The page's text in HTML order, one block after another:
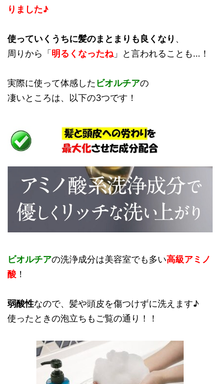
りました♪
使っていくうちに髪のまとまりも良くなり 、
周りから「 明るくなったね」と言われることも…！
実際に使って体感した ビオルチアの
凄いところは、以下の3つです！
ビオルチアの洗浄成分は美容室でも多い高級アミノ
酸 ！
弱酸性なので、髪や頭皮を傷つけずに洗えます♪
使ったときの泡立ちもご覧の通り！！